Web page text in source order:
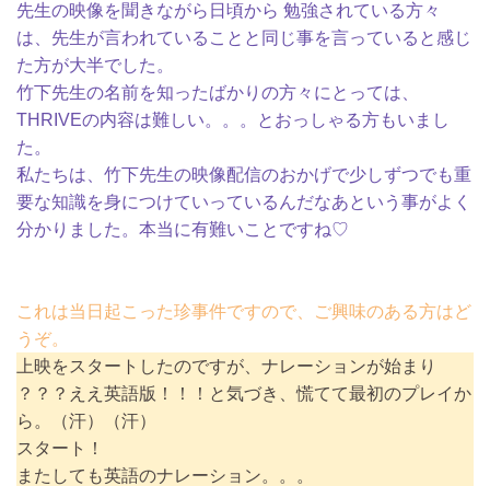
先生の映像を聞きながら日頃から 勉強されている方々
は、先生が言われていることと同じ事を言っていると感じ
た方が大半でした。
竹下先生の名前を知ったばかりの方々にとっては、
THRIVEの内容は難しい。。。とおっしゃる方もいまし
た。
私たちは、竹下先生の映像配信のおかげで少しずつでも重
要な知識を身につけていっているんだなあという事がよく
分かりました。本当に有難いことですね♡
これは当日起こった珍事件ですので、ご興味のある方はど
うぞ。
上映をスタートしたのですが、ナレーションが始まり
？？？ええ英語版！！！と気づき、慌てて最初のプレイか
ら。（汗）（汗）
スタート！
またしても英語のナレーション。。。